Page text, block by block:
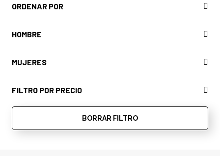
ORDENAR POR
HOMBRE
MUJERES
FILTRO POR PRECIO
BORRAR FILTRO